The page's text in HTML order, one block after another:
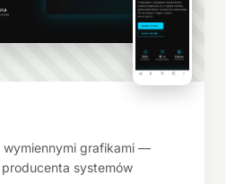
wymiennymi grafikami —
systemów